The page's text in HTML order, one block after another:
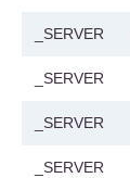
_SERVER
_SERVER
_SERVER
_SERVER